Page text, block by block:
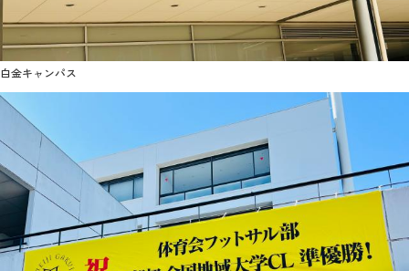
MGグッズ オンラインショップ
（外部サイト）
アクセス
キャンパス
案内
入試情報
お問合わせ 取材・撮影 資料請求
白金キャンパス